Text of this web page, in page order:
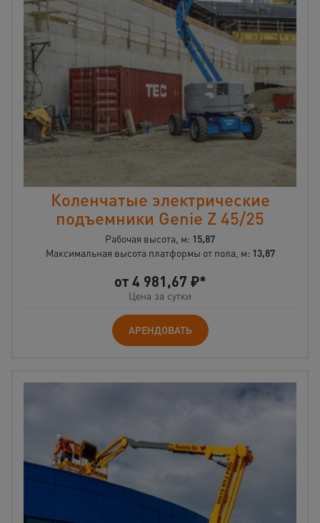
Коленчатые электрические
подъемники Genie Z 45/25
Рабочая высота, м: 15,87
Максимальная высота платформы от пола, м: 13,87
от4 981,67 ₽*
Цена за сутки
АРЕНДОВАТЬ